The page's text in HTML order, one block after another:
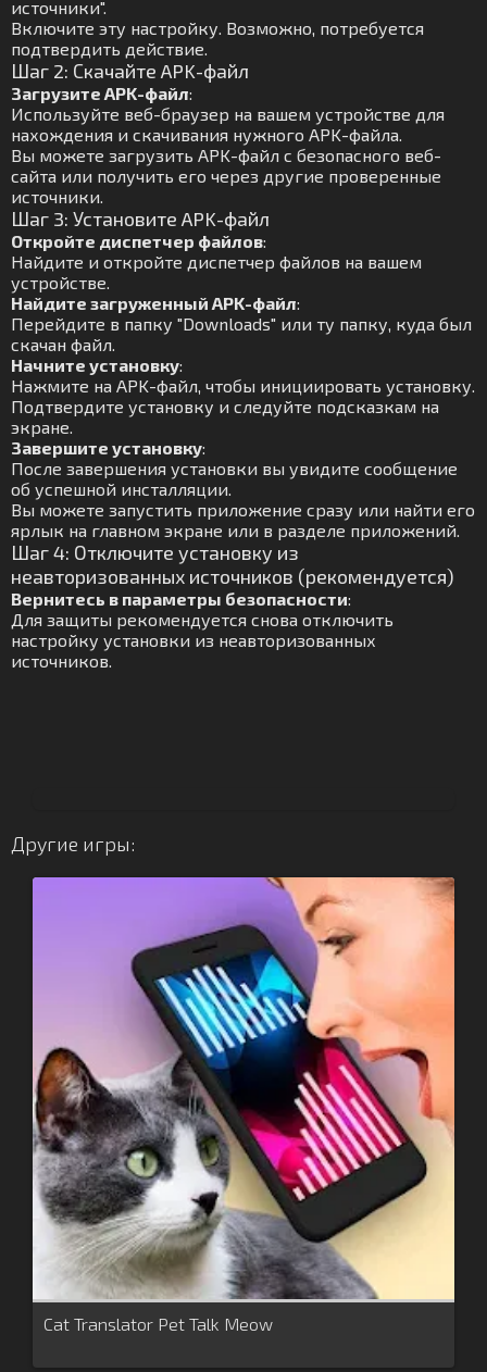
источники".
Включите эту настройку. Возможно, потребуется
подтвердить действие.
Шаг 2: Скачайте APK-файл
Загрузите APK-файл:
Используйте веб-браузер на вашем устройстве для
нахождения и скачивания нужного APK-файла.
Вы можете загрузить APK-файл с безопасного веб-
сайта или получить его через другие проверенные
источники.
Шаг 3: Установите APK-файл
Откройте диспетчер файлов:
Найдите и откройте диспетчер файлов на вашем
устройстве.
Найдите загруженный APK-файл:
Перейдите в папку "Downloads" или ту папку, куда был
скачан файл.
Начните установку:
Нажмите на APK-файл, чтобы инициировать установку.
Подтвердите установку и следуйте подсказкам на
экране.
Завершите установку:
После завершения установки вы увидите сообщение
об успешной инсталляции.
Вы можете запустить приложение сразу или найти его
ярлык на главном экране или в разделе приложений.
Шаг 4: Отключите установку из
неавторизованных источников (рекомендуется)
Вернитесь в параметры безопасности:
Для защиты рекомендуется снова отключить
настройку установки из неавторизованных
источников.
Другие игры:
Cat Translator Pet Talk Meow